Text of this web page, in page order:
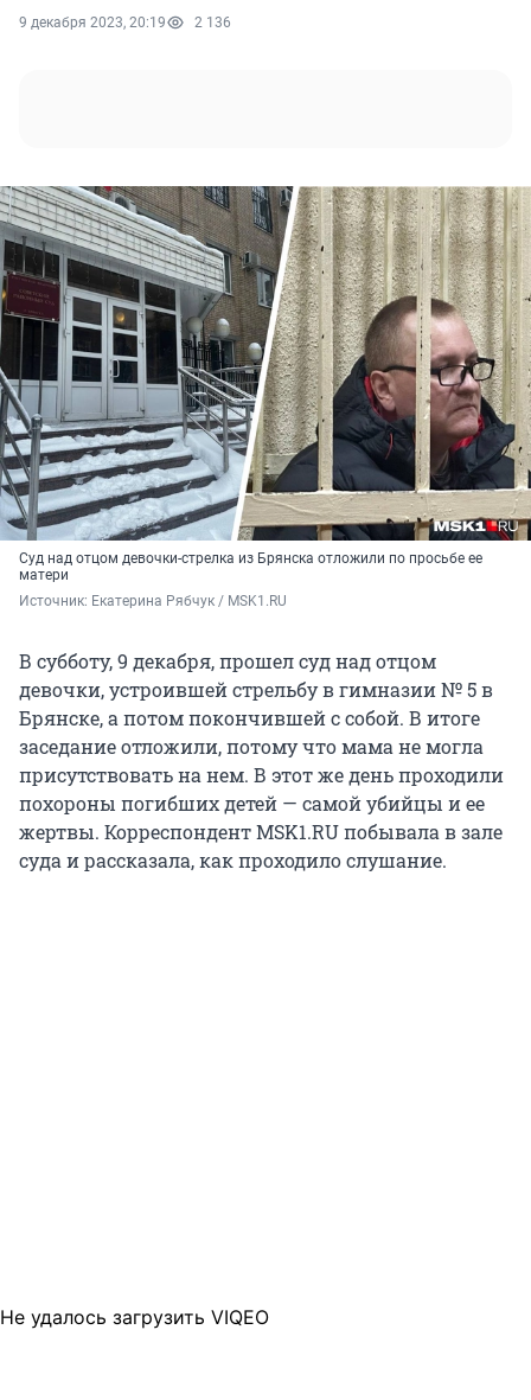
9 декабря 2023, 20:19 2 136
Суд над отцом девочки-стрелка из Брянска отложили по просьбе ее
матери
Источник: Екатерина Рябчук / MSK1.RU
В субботу, 9 декабря, прошел суд над отцом
девочки, устроившей стрельбу в гимназии № 5 в
Брянске, а потом покончившей с собой. В итоге
заседание отложили, потому что мама не могла
присутствовать на нем. В этот же день проходили
похороны погибших детей — самой убийцы и ее
жертвы. Корреспондент MSK1.RU побывала в зале
суда и рассказала, как проходило слушание.
Не удалось загрузить VIQEO